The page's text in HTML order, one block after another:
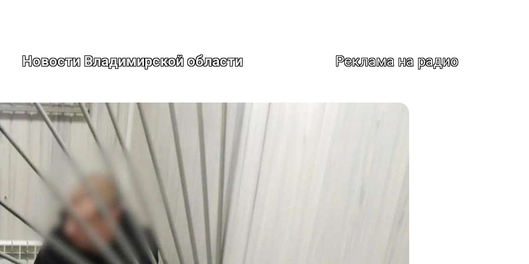
Новости Владимирской области Реклама на радио